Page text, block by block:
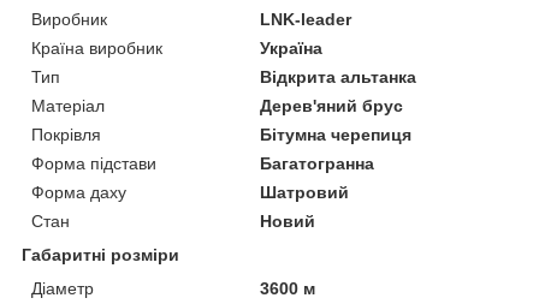
Виробник
LNK-leader
Країна виробник
Україна
Тип
Відкрита альтанка
Матеріал
Дерев'яний брус
Покрівля
Бітумна черепиця
Форма підстави
Багатогранна
Форма даху
Шатровий
Стан
Новий
Габаритні розміри
Діаметр
3600 м